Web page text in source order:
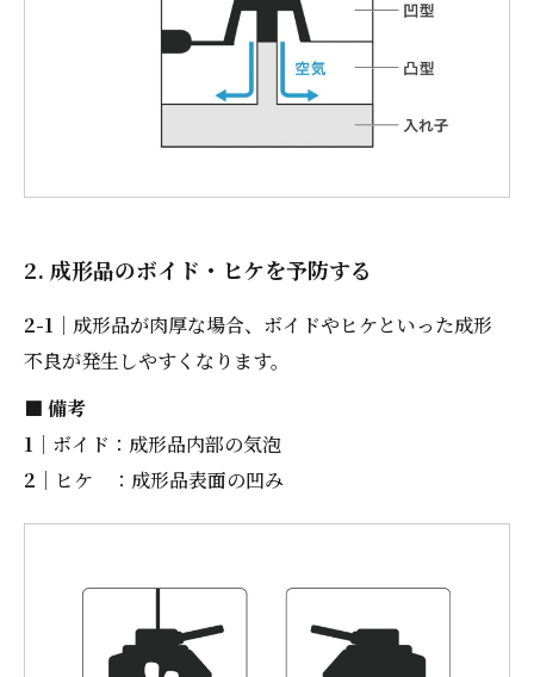
2. 成形品のボイド・ヒケを予防する
2-1 ｜成形品が肉厚な場合、ボイドやヒケといった成形
不良が発生しやすくなります。
■ 備考
1 ｜ボイド：成形品内部の気泡
2 ｜ヒケ ：成形品表面の凹み